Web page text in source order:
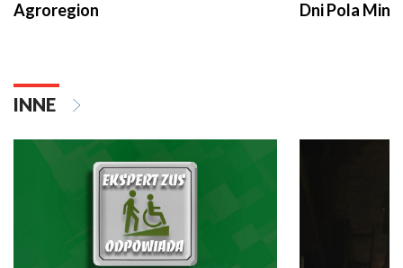
Agroregion Dni Pola
INNE